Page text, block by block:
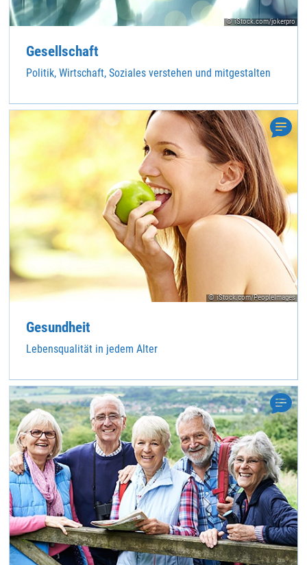
© iStock.com/jokerpro
Gesellschaft
Politik, Wirtschaft, Soziales verstehen und mitgestalten
© iStock.com/PeopleImages
Gesundheit
Lebensqualität in jedem Alter